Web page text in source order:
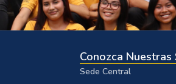
Conozca Nuestras
Sede Central